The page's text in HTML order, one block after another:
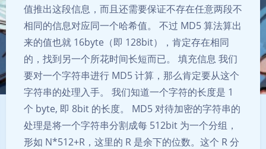
值推出这段信息，而且还需要保证不存在任意两段不
相同的信息对应同一个哈希值。 不过 MD5 算法算出
来的值也就 16byte（即 128bit），肯定存在相同
的，找到另一个所花时间长短而已。 填充信息 我们
要对一个字符串进行 MD5 计算，那么肯定要从这个
字符串的处理入手。 我们知道一个字符的长度是 1
个 byte, 即 8bit 的长度。 MD5 对待加密的字符串的
处理是将一个字符串分割成每 512bit 为一个分组，
形如 N*512+R，这里的 R 是余下的位数。这个 R 分